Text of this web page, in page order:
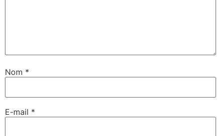
Nom *
E-mail *